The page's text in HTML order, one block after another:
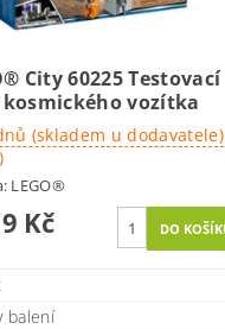
City 60225 Testovací
vozítka
(skladem u dodavatele)
LEGO®
Kč
balení